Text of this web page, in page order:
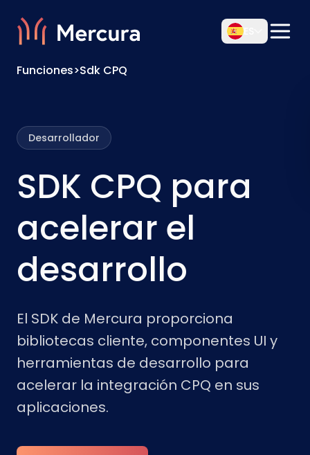
Funciones>Sdk CPQ
Desarrollador
SDK CPQ para
acelerar el
desarrollo
El SDK de Mercura proporciona
bibliotecas cliente, componentes UI y
herramientas de desarrollo para
acelerar la integración CPQ en sus
aplicaciones.